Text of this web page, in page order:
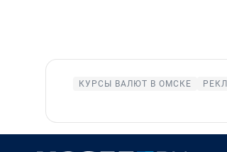
КУРСЫ ВАЛЮТ В ОМСКЕ